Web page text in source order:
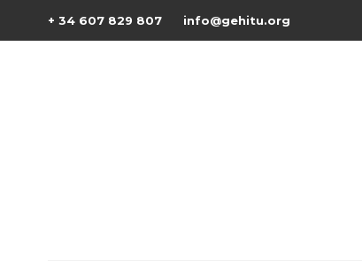
+ 34 607 829 807 info@gehitu.org